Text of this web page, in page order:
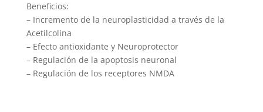
Beneficios:
– Incremento de la neuroplasticidad a través de la
Acetilcolina
– Efecto antioxidante y Neuroprotector
– Regulación de la apoptosis neuronal
– Regulación de los receptores NMDA